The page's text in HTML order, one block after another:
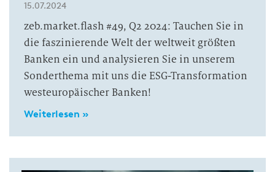
15.07.2024
zeb.market.flash #49, Q2 2024: Tauchen Sie in
die faszinierende Welt der weltweit größten
Banken ein und analysieren Sie in unserem
Sonderthema mit uns die ESG-Transformation
westeuropäischer Banken!
Weiterlesen »